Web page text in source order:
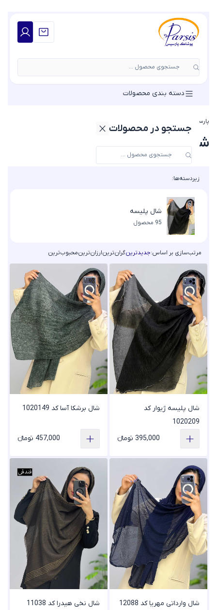
جستجوی محصول ...
جستجو در محصولات
دسته بندی محصولات
پارسیس مد
شال
زیردسته‌ها:
شال پلیسه
95 محصول
مرتب‌سازی بر اساس:جدیدترینگران‌ترینارزان‌ترینمحبوب‌ترین
شال پلیسه ژیوار کد
1020209
395,000 تومانء
شال برشکا آسا کد 1020149
457,000 تومانء
شال وارداتی مهریا کد 12088 شال نخی هیدرا کد 11038